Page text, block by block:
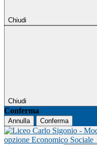
Chiudi
Chiudi
Conferma
Annulla Conferma
opzione Economico Sociale